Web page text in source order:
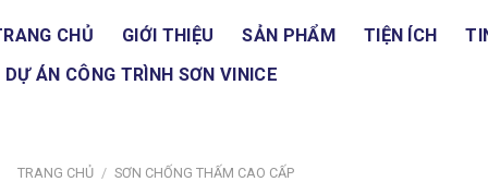
CHỦ GIỚI THIỆU SẢN PHẨM TIỆN ÍCH
DỰ ÁN CÔNG TRÌNH SƠN VINICE
TRANG CHỦ / SƠN CHỐNG THẤM CAO CẤP